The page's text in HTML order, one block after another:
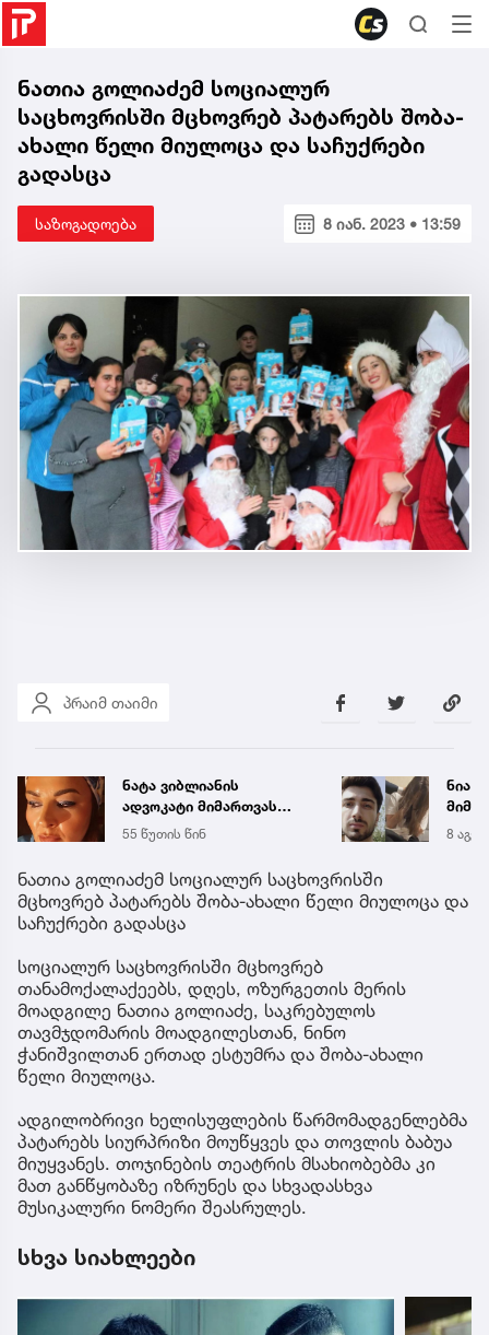
ნათია გოლიაძემ სოციალურ
საცხოვრისში მცხოვრებ პატარებს შობა-
ახალი წელი მიულოცა და საჩუქრები
გადასცა
საზოგადოება 8 იან. 2023 • 13:59
პრაიმ თაიმი
ნატა ვიბლიანის
ადვოკატი მიმართვას
ავრცელებს
55 წუთის წინ
ნია
8 აგვ
ნათია გოლიაძემ სოციალურ საცხოვრისში
მცხოვრებ პატარებს შობა-ახალი წელი მიულოცა და
საჩუქრები გადასცა
სოციალურ საცხოვრისში მცხოვრებ
თანამოქალაქეებს, დღეს, ოზურგეთის მერის
მოადგილე ნათია გოლიაძე, საკრებულოს
თავმჯდომარის მოადგილესთან, ნინო
ჭანიშვილთან ერთად ესტუმრა და შობა-ახალი
წელი მიულოცა.
ადგილობრივი ხელისუფლების წარმომადგენლებმა
პატარებს სიურპრიზი მოუწყვეს და თოვლის ბაბუა
მიუყვანეს. თოჯინების თეატრის მსახიობებმა კი
მათ განწყობაზე იზრუნეს და სხვადასხვა
მუსიკალური ნომერი შეასრულეს.
სხვა სიახლეები